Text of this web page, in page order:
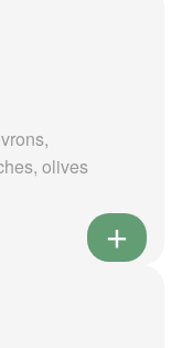
olives